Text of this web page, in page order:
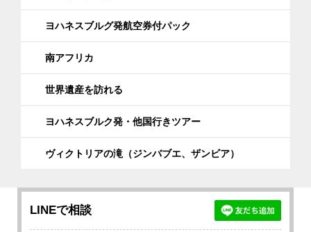
ヨハネスブルグ発航空券付パック
南アフリカ
世界遺産を訪れる
ヨハネスブルク発・他国行きツアー
ヴィクトリアの滝（ジンバブエ、ザンビア）
LINEで相談